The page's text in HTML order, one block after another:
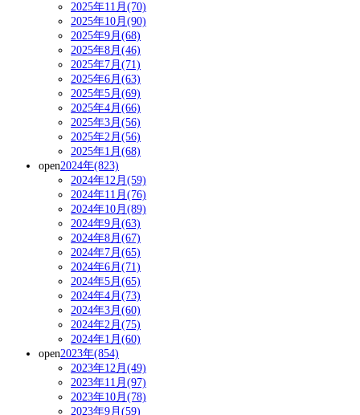
2025年11月(70)
2025年10月(90)
2025年9月(68)
2025年8月(46)
2025年7月(71)
2025年6月(63)
2025年5月(69)
2025年4月(66)
2025年3月(56)
2025年2月(56)
2025年1月(68)
open2024年(823)
2024年12月(59)
2024年11月(76)
2024年10月(89)
2024年9月(63)
2024年8月(67)
2024年7月(65)
2024年6月(71)
2024年5月(65)
2024年4月(73)
2024年3月(60)
2024年2月(75)
2024年1月(60)
open2023年(854)
2023年12月(49)
2023年11月(97)
2023年10月(78)
2023年9月(59)